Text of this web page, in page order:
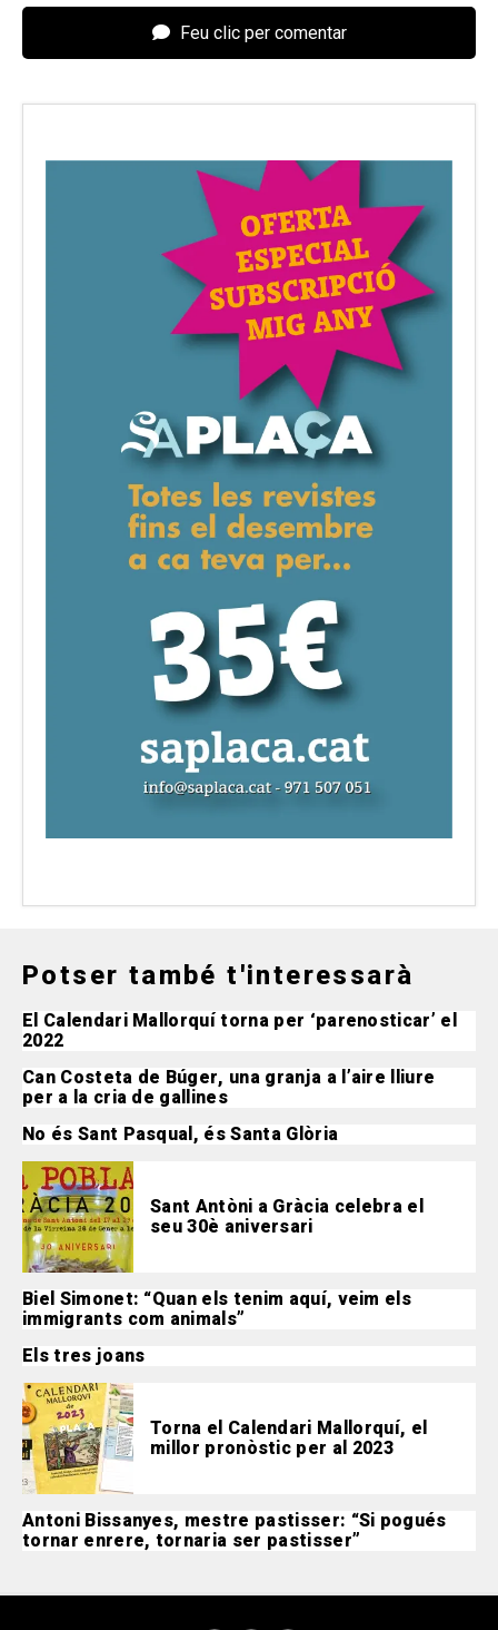
Feu clic per comentar
Potser també t'interessarà
El Calendari Mallorquí torna per ‘parenosticar’ el
2022
Can Costeta de Búger, una granja a l’aire lliure
per a la cria de gallines
No és Sant Pasqual, és Santa Glòria
Sant Antòni a Gràcia celebra el
seu 30è aniversari
Biel Simonet: “Quan els tenim aquí, veim els
immigrants com animals”
Els tres joans
Torna el Calendari Mallorquí, el
millor pronòstic per al 2023
Antoni Bissanyes, mestre pastisser: “Si pogués
tornar enrere, tornaria ser pastisser”